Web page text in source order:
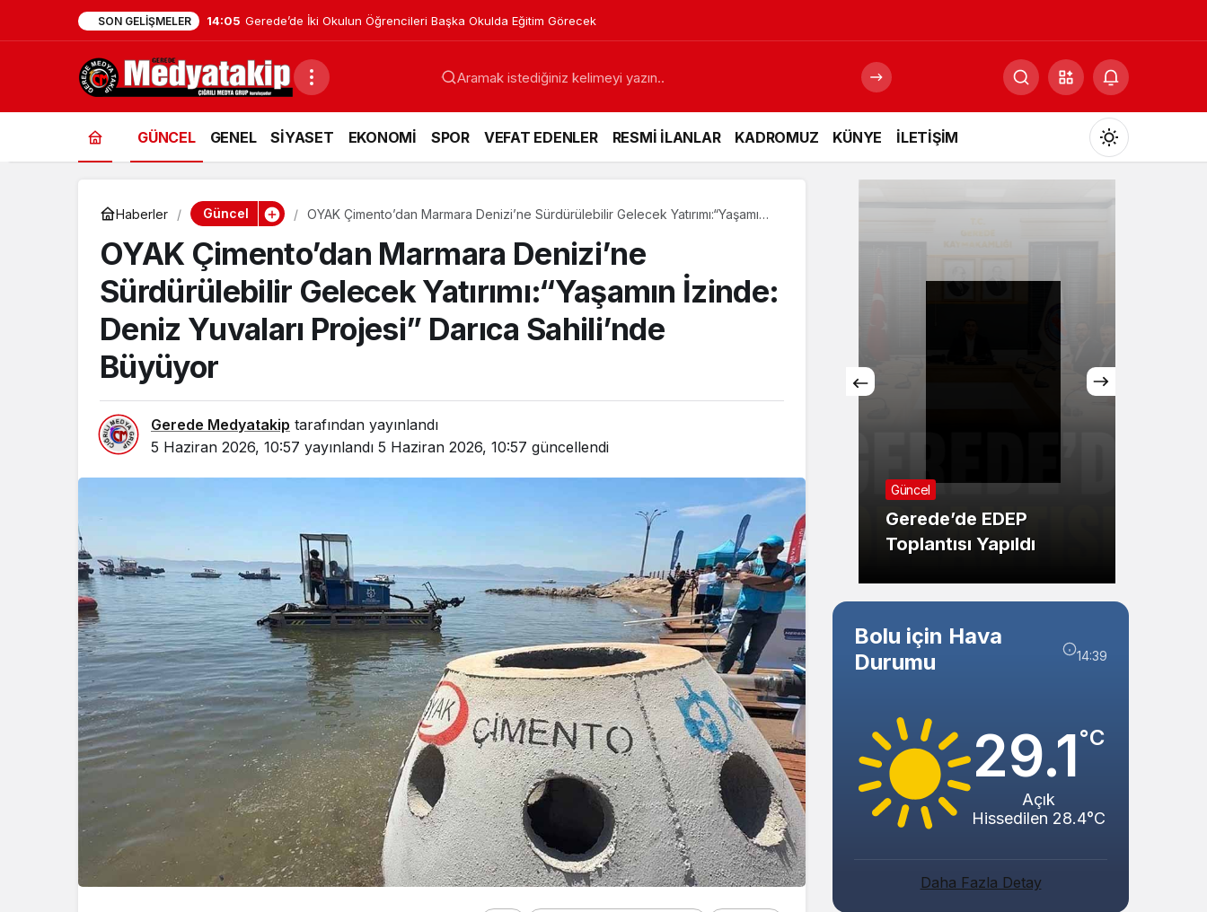
SON GELIŞMELER 12:26 Bolu’da Dumanı Görenler Yangın Sandı, Ekipler Seferber Oldu
GÜNCEL GENEL SİYASET EKONOMİ SPOR VEFAT EDENLER RESMİ İLANLAR KADROMUZ KÜNYE İLETİŞİM
Mod
değiştir
Gündüz Modu
Haberler Güncel
OYAK Çimento’dan Marmara Denizi’ne Sürdürülebilir Gelecek Yatırımı:“Yaşamın
OYAK Çimento’dan Marmara Denizi’ne
Sürdürülebilir Gelecek Yatırımı:“Yaşamın İzinde:
Deniz Yuvaları Projesi” Darıca Sahili’nde
Büyüyor
Gerede Medyatakip tarafından yayınlandı
5 Haziran 2026, 10:57 yayınlandı 5 Haziran 2026, 10:57 güncellendi
Okulda Eğitim Görecek
Bolu’da Dumanı Görenler
Yangın Sandı, Ekipler
Seferber Oldu
Güncel
Gerede’de EDEP
Toplantısı Yapıldı
Bolu için Hava
Durumu
14:39
29.1°C
Açık
Hissedilen 28.4°C
Daha Fazla Detay